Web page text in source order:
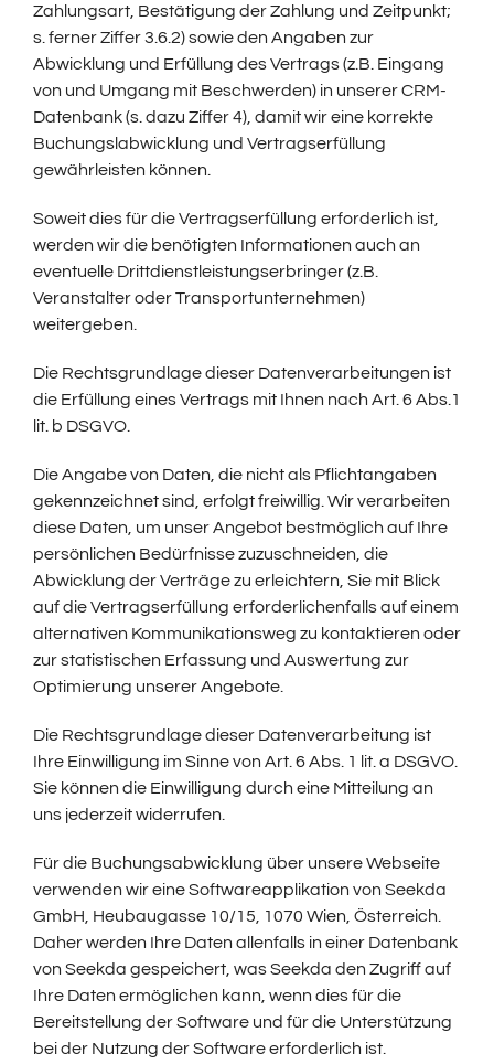
Zahlungsart, Bestätigung der Zahlung und Zeitpunkt;
s. ferner Ziffer 3.6.2) sowie den Angaben zur
Abwicklung und Erfüllung des Vertrags (z.B. Eingang
von und Umgang mit Beschwerden) in unserer CRM-
Datenbank (s. dazu Ziffer 4), damit wir eine korrekte
Buchungslabwicklung und Vertragserfüllung
gewährleisten können.
Soweit dies für die Vertragserfüllung erforderlich ist,
werden wir die benötigten Informationen auch an
eventuelle Drittdienstleistungserbringer (z.B.
Veranstalter oder Transportunternehmen)
weitergeben.
Die Rechtsgrundlage dieser Datenverarbeitungen ist
die Erfüllung eines Vertrags mit Ihnen nach Art. 6 Abs.1
lit. b DSGVO.
Die Angabe von Daten, die nicht als Pflichtangaben
gekennzeichnet sind, erfolgt freiwillig. Wir verarbeiten
diese Daten, um unser Angebot bestmöglich auf Ihre
persönlichen Bedürfnisse zuzuschneiden, die
Abwicklung der Verträge zu erleichtern, Sie mit Blick
auf die Vertragserfüllung erforderlichenfalls auf einem
alternativen Kommunikationsweg zu kontaktieren oder
zur statistischen Erfassung und Auswertung zur
Optimierung unserer Angebote.
Die Rechtsgrundlage dieser Datenverarbeitung ist
Ihre Einwilligung im Sinne von Art. 6 Abs. 1 lit. a DSGVO.
Sie können die Einwilligung durch eine Mitteilung an
uns jederzeit widerrufen.
Für die Buchungsabwicklung über unsere Webseite
verwenden wir eine Softwareapplikation von Seekda
GmbH, Heubaugasse 10/15, 1070 Wien, Österreich.
Daher werden Ihre Daten allenfalls in einer Datenbank
von Seekda gespeichert, was Seekda den Zugriff auf
Ihre Daten ermöglichen kann, wenn dies für die
Bereitstellung der Software und für die Unterstützung
bei der Nutzung der Software erforderlich ist.